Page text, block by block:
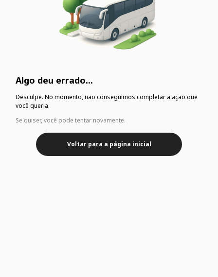
Algo deu errado...
Desculpe. No momento, não conseguimos completar a ação que
você queria.
Se quiser, você pode tentar novamente.
Voltar para a página inicial